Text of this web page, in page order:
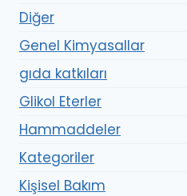
Diğer
Genel Kimyasallar
gıda katkıları
Glikol Eterler
Hammaddeler
Kategoriler
Kişisel Bakım